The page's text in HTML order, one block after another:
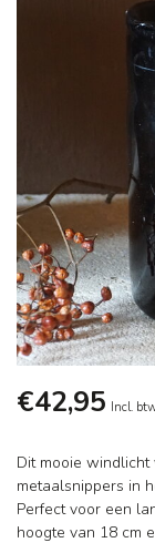
€42,95 Incl.
Dit mooie
metaalsnippers in
Perfect voor een
hoogte van 18 cm